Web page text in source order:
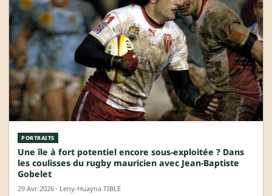
PORTRAITS
Une île à fort potentiel encore sous-exploitée ? Dans
les coulisses du rugby mauricien avec Jean-Baptiste
Gobelet
29 Avr 2026 · Leny-Huayna TIBLE